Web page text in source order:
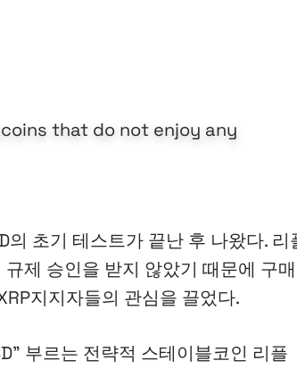
that do not enjoy any
의 초기 테스트가 끝난 후 나왔다. 리
제 승인을 받지 않았기 때문에 구
지지자들의 관심을 끌었다.
부르는 전략적 스테이블코인 리플